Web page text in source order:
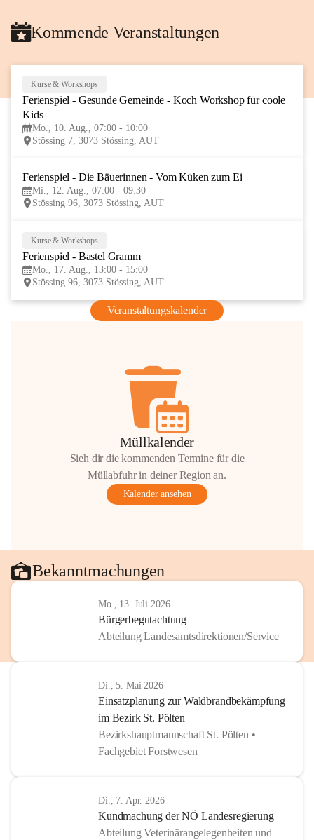
Kommende Veranstaltungen
AUG
Kurse & Workshops
Ferienspiel - Gesunde Gemeinde - Koch Workshop für coole
Kids
Mo., 10. Aug., 07:00 - 10:00
Stössing 7, 3073 Stössing, AUT
Ferienspiel - Die Bäuerinnen - Vom Küken zum Ei
Mi., 12. Aug., 07:00 - 09:30
Stössing 96, 3073 Stössing, AUT
Kurse & Workshops
Ferienspiel - Bastel Gramm
Mo., 17. Aug., 13:00 - 15:00
Stössing 96, 3073 Stössing, AUT
Veranstaltungskalender
Müllkalender
Sieh dir die kommenden Termine für die
Müllabfuhr in deiner Region an.
Kalender ansehen
Bekanntmachungen
Mo., 13. Juli 2026
Bürgerbegutachtung
Abteilung Landesamtsdirektionen/Service
Di., 5. Mai 2026
Einsatzplanung zur Waldbrandbekämpfung
im Bezirk St. Pölten
Bezirkshauptmannschaft St. Pölten •
Fachgebiet Forstwesen
Di., 7. Apr. 2026
Kundmachung der NÖ Landesregierung
Abteilung Veterinärangelegenheiten und